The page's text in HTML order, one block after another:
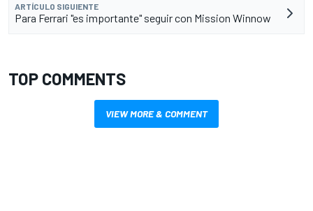
ARTÍCULO SIGUIENTE
Para Ferrari "es importante" seguir con Mission Winnow
TOP COMMENTS
VIEW MORE & COMMENT